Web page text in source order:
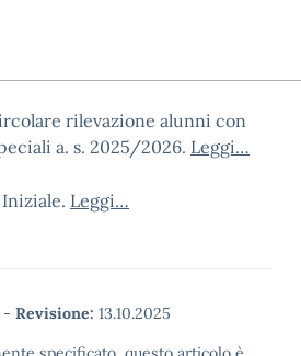
rilevazione alunni con
a. s. 2025/2026. Leggi…
Leggi…
- Revisione: 13.10.2025